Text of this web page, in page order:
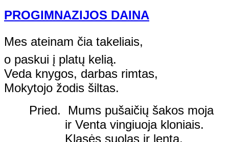
PROGIMNAZIJOS DAINA
Mes ateinam čia takeliais,
o paskui į platų kelią.
Veda knygos, darbas rimtas,
Mokytojo žodis šiltas.
Pried. Mums pušaičių šakos moja
ir Venta vingiuoja kloniais.
Klasės suolas ir lenta,